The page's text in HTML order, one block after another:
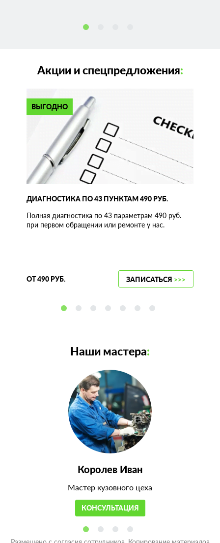
Акции и спецпредложения:
ВЫГОДНО
ДИАГНОСТИКА ПО 43 ПУНКТАМ 490 РУБ.
Полная диагностика по 43 параметрам 490 руб.
при первом обращении или ремонте у нас.
ОТ 490 РУБ. ЗАПИСАТЬСЯ >>>
Наши мастера:
Королев Иван
Мастер кузовного цеха
КОНСУЛЬТАЦИЯ